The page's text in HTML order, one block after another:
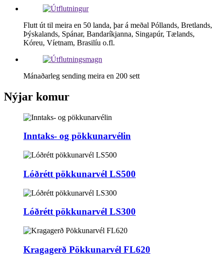
Flutt út til meira en 50 landa, þar á meðal Póllands, Bretlands,
Þýskalands, Spánar, Bandaríkjanna, Singapúr, Tælands,
Kóreu, Víetnam, Brasilíu o.fl.
Mánaðarleg sending meira en 200 sett
Nýjar komur
Inntaks- og pökkunarvélin
Lóðrétt pökkunarvél LS500
Lóðrétt pökkunarvél LS300
Kragagerð Pökkunarvél FL620